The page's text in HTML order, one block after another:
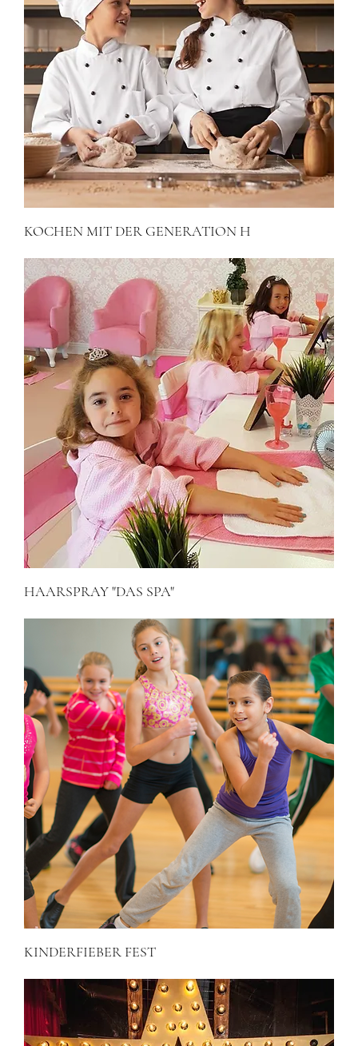
KOCHEN MIT DER GENERATION H
HAARSPRAY "DAS SPA"
KINDERFIEBER FEST